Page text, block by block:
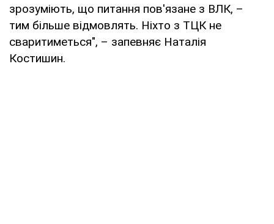
зрозуміють, що питання пов'язане з ВЛК, –
тим більше відмовлять. Ніхто з ТЦК не
сваритиметься", – запевняє Наталія
Костишин.